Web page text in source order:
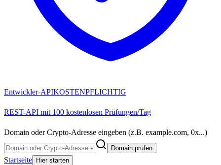
Entwickler-APIKOSTENPFLICHTIG
REST-API mit 100 kostenlosen Prüfungen/Tag
Domain oder Crypto-Adresse eingeben (z.B. example.com, 0x...)
Domain prüfen
Startseite Hier starten